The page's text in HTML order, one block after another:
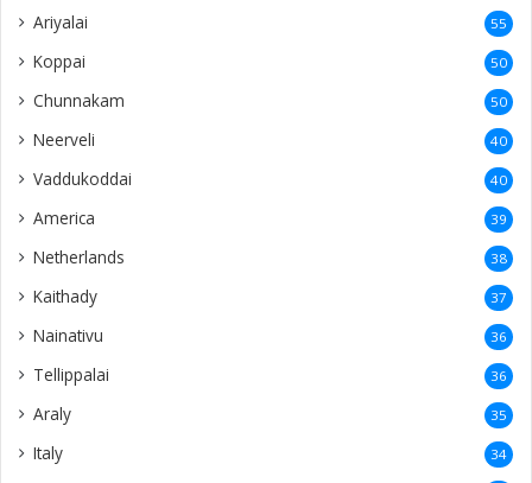
Nainativu 36
Tellippalai 36
Araly 35
Italy 34
Ilavalai 34
Puloly 34
Kandy 33
Uduvil 33
Madduvil 32
Kodikamam 30
Vannarpannai 29
Meesalai 29